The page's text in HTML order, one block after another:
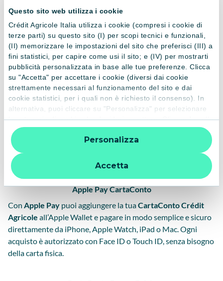
Questo sito web utilizza i cookie
Crédit Agricole Italia utilizza i cookie (compresi i cookie di
terze parti) su questo sito (I) per scopi tecnici e funzionali,
(II) memorizzare le impostazioni del sito che preferisci (III) a
fini statistici, per capire come usi il sito; e (IV) per mostrarti
pubblicità personalizzata in base alle tue preferenze. Clicca
su "Accetta" per accettare i cookie (diversi dai cookie
strettamente necessari al funzionamento del sito e dai
cookie statistici, per i quali non è richiesto il consenso). In
alternativa, puoi cliccare su "Personalizza" per selezionare
le categorie di cookie che desideri accettare. Cliccando sulla
“X” le impostazioni predefinite vengono lasciate invariate e
quindi la navigazione può continuare senza cookie o altri
strumenti di tracciamento diversi da quelli tecnici. Per
ulteriori informazioni:
informativa privacy
Accetta
Personalizza
LaCartaConto Crédit Agricoleè una carta prepagata con
IBAN che ti permette di gestire bonifici, accrediti e
pagamenti quotidiani,senza dover aprire un conto
corrente. Puoi utilizzarla per gli acquisti fisici e online,
collegarla ai wallet digitali come Apple Pay, Google Pay e
Samsung Pay, e controllare tutte le operazioni in tempo reale
dall’App Crédit Agricole.
Con lacarta prepagata Crédit Agricolepuoi gestire tutte le
impostazioni di sicurezza direttamente dall'App: controllare
saldo e movimenti, definire i limiti di spesa, selezionare i
canali di utilizzo e attivare il servizio SMS per ricevere
notifiche personalizzate su ogni spesa.
Apple Pay CartaConto
Con Apple Pay puoi aggiungere la tuaCartaConto Crédit
Agricole all’Apple Wallet e pagare in modo semplice e sicuro
direttamente da iPhone, Apple Watch, iPad o Mac. Ogni
acquisto è autorizzato con Face ID o Touch ID, senza bisogno
della carta fisica.